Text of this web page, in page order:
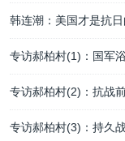
韩连潮：美国才是抗
专访郝柏村(1)：国军
专访郝柏村(2)：抗战
专访郝柏村(3)：持久